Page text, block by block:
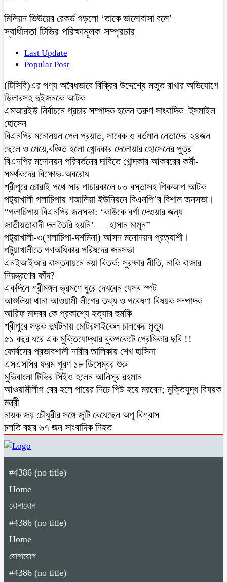
মিলিয়ন ভিউয়ের রেকর্ড গড়লো ‘তাকে ভালোবাসা বলে’
স্বাধীনতা টিভির পরিক্ষামূলক সম্প্রচার
Last Update
Popular Post
(টিসিবি)এর পণ্য অবৈধভাবে বিক্রির উদ্দেশ্যে মজুত রাখার অভিযোগে
ডিলারসহ দুইজনকে আটক
এমআরইউ নির্বাচনে প্রচার সম্পাদক হলেন তরুণ সাংবাদিক ইসমাইল
হোসেন
বিএনপির মনোনয়ন পেল প্রয়াত, সাবেক ও বর্তমান নেতাদের ২৪জন
ছেলে ও মেয়ে,বঞ্চিত হলো খোন্দকার দেলোয়ার হোসেনের পুত্র
বিএনপির মনোনয়ন পরিবর্তনের দাবিতে খোন্দকার আকবরের কর্মী-
সমর্থকদের বিক্ষোভ-অবরোধ
শ্রীপুরে চোরাই পথে সার পাচারকালে ৮০ বস্তাসহ পিকআপ আটক
‎পটুয়াখালী গলাচিপায় গজালিয়া ইউনিয়নে বিএনপি’র বিশাল জনসভা।
“গলাচিপায় বিএনপির জনসভা: ‘কাউকে বর্গা দেওয়ার জন্য
জাতীয়তাবাদী দল তৈরি হয়নি’ — হাসান মামুন”
পটুয়াখালী-৩(গলাচিপা-দশমিনা) আসন মনোনয়ন প্রত্যাশী।
পটুয়াখালীতে গণঅধিকার পরিষদের জনসভা
এনইআইআর বাস্তবায়নে নয়া বিতর্ক: সুরক্ষার নীতি, নাকি বাজার
নিয়ন্ত্রণের ফাঁদ?
একদিনে শ্রীমঙ্গল ভ্রমণে ঘুরে দেখবেন যেসব স্পট
আশুলিয়া থানা আওয়ামী লীগের তথ্য ও গবেষণা বিষয়ক সম্পাদক
আরিফ মাদবর কে প্রকাশ্যে হত্যার হুমকি
শ্রীপুরে সড়ক দুর্ঘটনায় মোটরসাইকেল চালকের মৃত্যু
৫১ বছর ধরে এক মুক্তিযোদ্ধার বুকপকেটে প্রেমিকার ছবি !!
ফোর্বসের প্রভাবশালী নারীর তালিকায় শেখ হাসিনা
এসএসসির ফরম পূরণ ১৮ ডিসেম্বর শুরু
মুভিবাংলা টিভির সিইও হলেন আনিসুর রহমান
আওয়ামীলীগ বের হলে পায়ের নিচে পিষ্ট হয়ে মরবেন; মুক্তিযুদ্ধ বিষয়ক
মন্ত্রী
নায়ক জয় চৌধুরীর সঙ্গে জুটি বেধেছেন অপু বিশ্বাস
চলতি বছর ৬৭ জন সাংবাদিক নিহত
#4386 (no title)
Home
যোগাযোগ
#4386 (no title)
Home
যোগাযোগ
#4386 (no title)